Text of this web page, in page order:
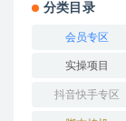
分类目录
会员专区
实操项目
抖音快手专区